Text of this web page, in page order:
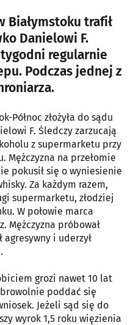
Białymstoku trafił
Danielowi F.
regularnie
Podczas jednej z
Północ złożyła do sądu
F. Śledczy zarzucają
z supermarketu przy
Mężczyzna na przełomie
pokusił się o wyniesienie
Za każdym razem,
supermarketu, złodziej
W połowie marca
Mężczyzna próbował
i uderzył
grozi nawet 10 lat
poddać się
Jeżeli sąd się do
wyrok 1,5 roku więzienia